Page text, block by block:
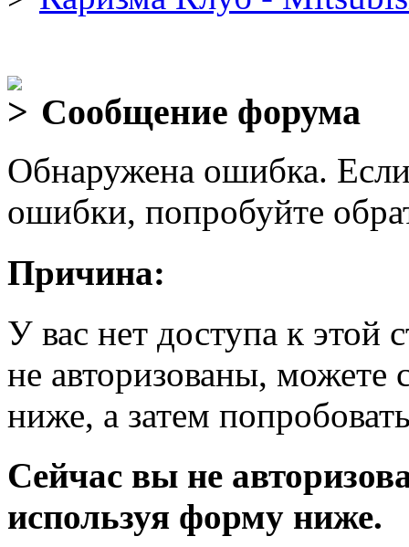
Сообщение форума
Обнаружена ошибка.
ошибки, попробуйте
Причина:
У вас нет доступа к
не авторизованы, можете
ниже, а затем
Сейчас вы не
используя форму ниже.